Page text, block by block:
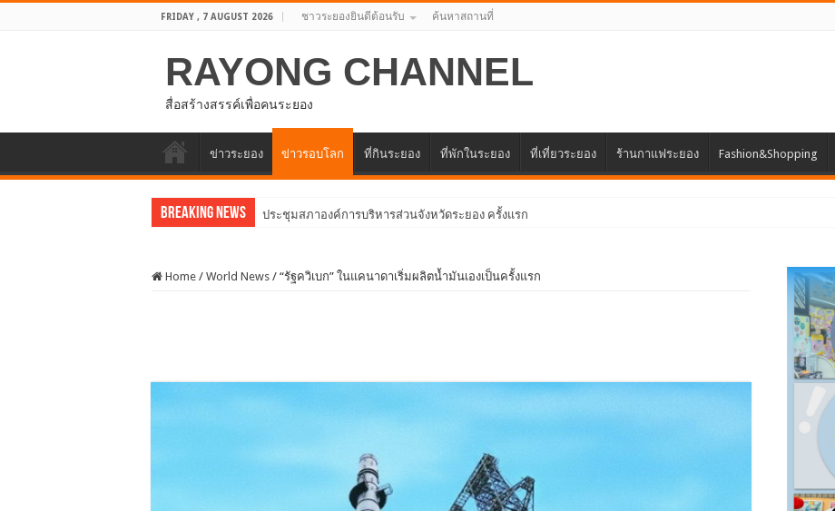
FRIDAY , 7 AUGUST 2026 ชาวระยองยินดีต้อนรับ ค้นหาสถานที่
RAYONG CHANNEL
สื่อสร้างสรรค์เพื่อคนระยอง
ข่าวระยอง ข่าวรอบโลก ที่กินระยอง ที่พักในระยอง ที่เที่ยวระยอง ร้านกาแฟระยอง Fashion&Shopping
Breaking News อบจ.ระยองต้อนรั
Home / World News / “รัฐควิเบก” ในแคนาดาเริ่มผลิตน้ำมันเองเป็นครั้งแรก